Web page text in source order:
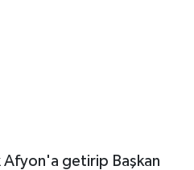
Afyon'a getirip Başkan